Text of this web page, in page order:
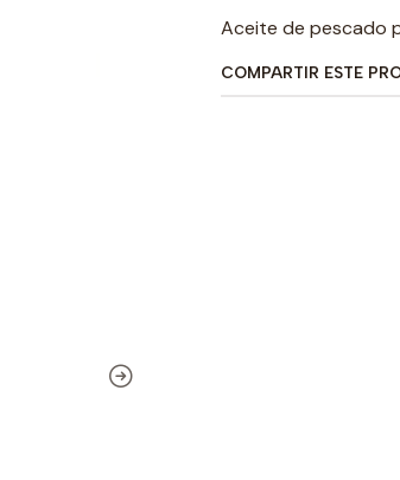
Aceite de pescado
COMPARTIR ESTE